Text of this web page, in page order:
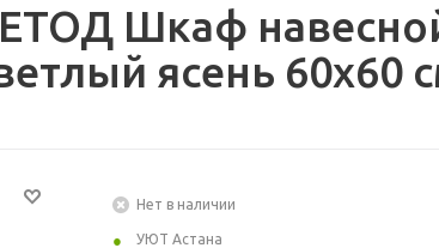
Шкаф
ясень 60x60
Нет в наличии
УЮТ Астана